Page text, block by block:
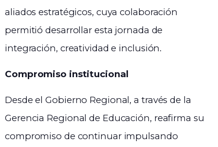
aliados estratégicos, cuya colaboración
permitió desarrollar esta jornada de
integración, creatividad e inclusión.
Compromiso institucional
Desde el Gobierno Regional, a través de la
Gerencia Regional de Educación, reafirma su
compromiso de continuar impulsando